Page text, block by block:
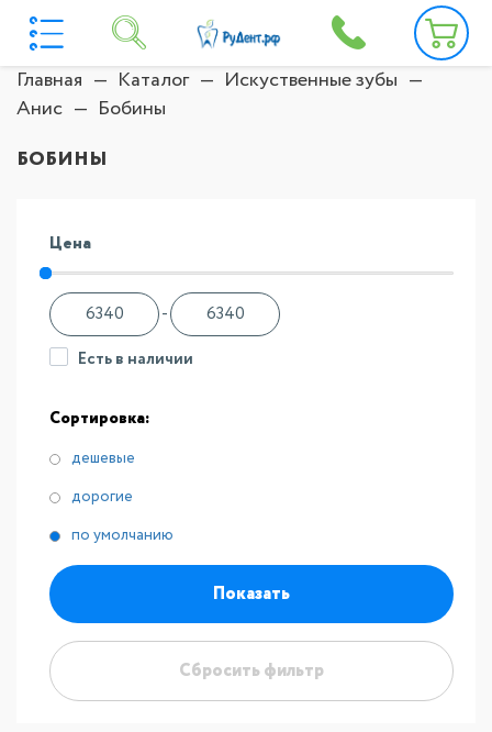
Главная Каталог
Искуственные зубы
Анис
Бобины
БОБИНЫ
Цена
-
Есть в наличии
Сортировка:
дешевые
дорогие
по умолчанию
Показать
Сбросить фильтр